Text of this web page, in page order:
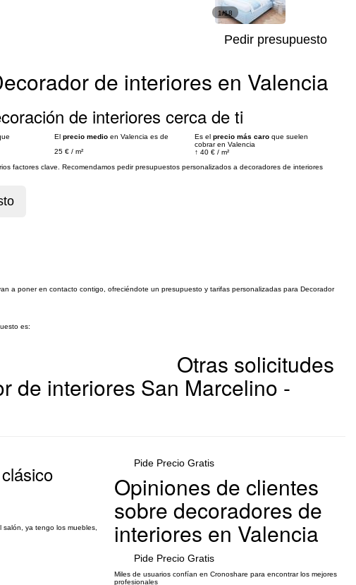
1/18
Pedir presupuesto
de interiores en Valencia
de interiores cerca de ti
El precio medio en Valencia es de
25 € / m²
Es el precio más caro que suelen
cobrar en Valencia
↑ 40 € / m²
factores clave. Recomendamos pedir presupuestos personalizados a decoradores de interiores
a poner en contacto contigo, ofreciéndote un presupuesto y tarifas personalizadas para Decorador
es:
Otras solicitudes
de interiores San Marcelino -
ya tengo los muebles,
Pide Precio Gratis
Pide Precio Gratis
Opiniones de clientes
sobre decoradores de
interiores en Valencia
Miles de usuarios confían en Cronoshare para encontrar los mejores
profesionales